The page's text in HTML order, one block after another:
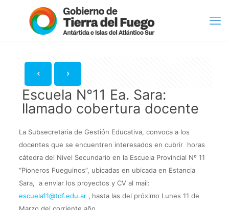
Escuela N°11 Ea. Sara:
llamado cobertura docente
La Subsecretaria de Gestión Educativa, convoca a los
docentes que se encuentren interesados en cubrir horas
cátedra del Nivel Secundario en la Escuela Provincial Nº 11
“Pioneros Fueguinos”, ubicadas en ubicada en Estancia
Sara, a enviar los proyectos y CV al mail:
escuela11@tdf.edu.ar , hasta las del próximo Lunes 11 de